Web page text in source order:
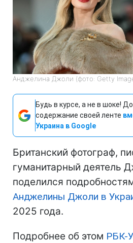
Анджелина Джоли (фото: Getty
Будь в курсе, а не в шоке!
содержание своей ленте
Украина в Google
Британский фотограф,
гуманитарный деятель
поделился
Анджелины Джоли в
2025 года.
Подробнее об этом РБК-